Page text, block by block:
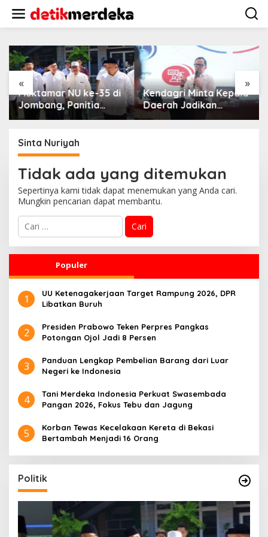
w
« »
Muktamar NU ke-35 di
Jombang, Panitia
Siagakan 3 Posko
Kendagri Minta Kepala
Daerah Jadikan
Koperasi Merah Putih
Sinta Nuriyah
Tidak ada yang ditemukan
Sepertinya kami tidak dapat menemukan yang Anda cari.
Mungkin pencarian dapat membantu.
C
i
n
u
k
Populer
1
UU Ketenagakerjaan Target Rampung 2026, DPR
Libatkan Buruh
2
Presiden Prabowo Teken Perpres Pangkas
Potongan Ojol Jadi 8 Persen
3
Panduan Lengkap Pembelian Barang dari Luar
Negeri ke Indonesia
4
Tani Merdeka Indonesia Perkuat Swasembada
Pangan 2026, Fokus Tebu dan Jagung
5
Korban Tewas Kecelakaan Kereta di Bekasi
Bertambah Menjadi 16 Orang
Politik